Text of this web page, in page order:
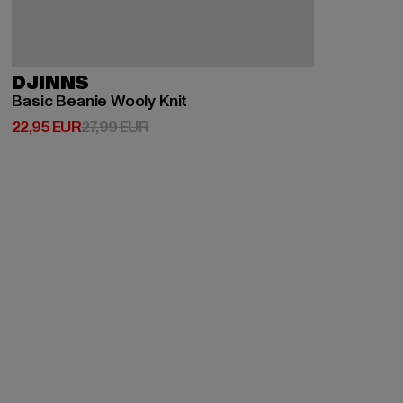
DJINNS
Basic Beanie Wooly Knit
22,95 EUR
Ajankohtainen hinta: 22,95 EUR
27,99 EURKampanjahinta: 27,99 EUR